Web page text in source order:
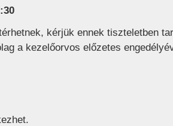
kérjük ennek tiszteletben
a kezelőorvos előzetes